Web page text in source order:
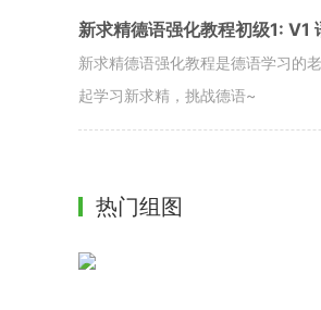
新求精德语强化教程初级1: V1
新求精德语强化教程是德语学习的
起学习新求精，挑战德语~
热门组图